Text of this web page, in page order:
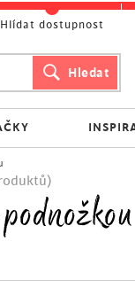
Hlídat dostupnost